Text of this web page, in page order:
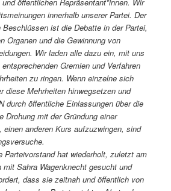
innerhalb unserer Partei. Der
Beschlüssen ist die Debatte in der Partei,
Organen und die Gewinnung von
Wir laden alle dazu ein, mit uns
Gremien und Verfahren
zu ringen. Wenn einzelne sich
diese Mehrheiten hinwegsetzen und
durch öffentliche Einlassungen über die
Drohung mit der Gründung einer
einen anderen Kurs aufzuzwingen, sind
Parteivorstand hat wiederholt, zuletzt am
Sahra Wagenknecht gesucht und
dass sie zeitnah und öffentlich von